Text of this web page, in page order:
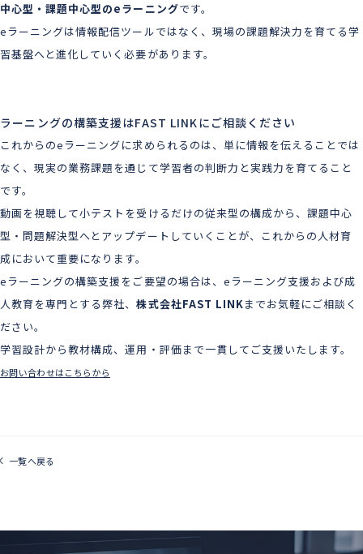
中心型・課題中心型のeラーニングです。
eラーニングは情報配信ツールではなく、現場の課題解決力を育てる学
習基盤へと進化していく必要があります。
ーニングの構築支援はFAST LINKにご相談ください
これからのeラーニングに求められるのは、単に情報を伝えることでは
なく、現実の業務課題を通じて学習者の判断力と実践力を育てること
です。
動画を視聴して小テストを受けるだけの従来型の構成から、課題中心
型・問題解決型へとアップデートしていくことが、これからの人材育
成において重要になります。
eラーニングの構築支援をご要望の場合は、eラーニング支援および成
人教育を専門とする弊社、株式会社FAST LINKまでお気軽にご相談く
ださい。
学習設計から教材構成、運用・評価まで一貫してご支援いたします。
お問い合わせはこちらから
一覧へ戻る